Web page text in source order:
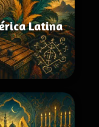
Latina